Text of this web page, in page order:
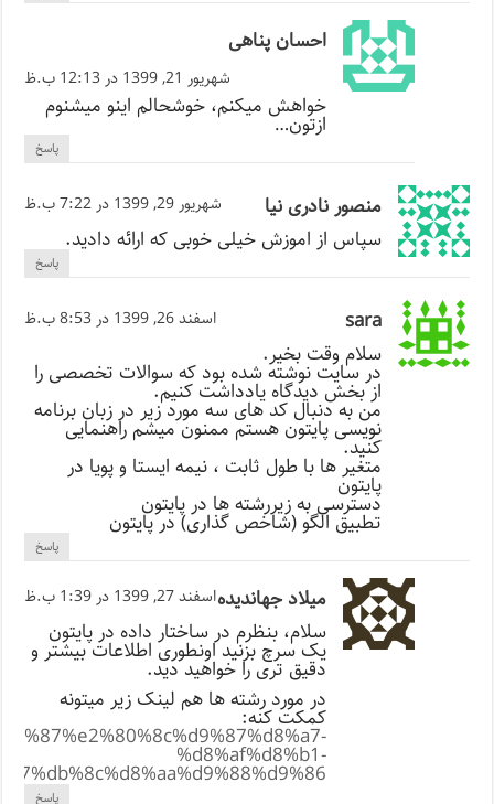
احسان پناهی
شهریور 21, 1399 در 12:13 ب.ظ
خواهش میکنم، خوشحالم اینو میشنوم
ازتون…
پاسخ
منصور نادری نیا شهریور 29, 1399 در 7:22 ب.ظ
سپاس از اموزش خیلی خوبی که ارائه دادید.
پاسخ
sara اسفند 26, 1399 در 8:53 ب.ظ
سلام وقت بخیر.
در سایت نوشته شده بود که سوالات تخصصی را
از بخش دیدگاه یادداشت کنیم.
من به دنبال کد های سه مورد زیر در زبان برنامه
نویسی پایتون هستم ممنون میشم راهنمایی
کنید.
متغیر ها با طول ثابت ، نیمه ایستا و پویا در
پایتون
دسترسی به زیررشته ها در پایتون
تطبیق الگو (شاخص گذاری) در پایتون
پاسخ
میلاد جهاندیدهاسفند 27, 1399 در 1:39 ب.ظ
سلام، بنظرم در ساختار داده در پایتون
یک سرچ بزنید اونطوری اطلاعات بیشتر و
دقیق تری را خواهید دید.
در مورد رشته ها هم لینک زیر میتونه
کمکت کنه:
%d8%af%d8%b1-
پاسخ